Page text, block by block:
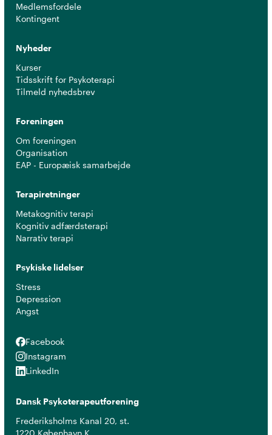
Medlemsfordele
Kontingent
Nyheder
Kurser
Tidsskrift for Psykoterapi
Tilmeld nyhedsbrev
Foreningen
Om foreningen
Organisation
EAP - Europæisk samarbejde
Terapiretninger
Metakognitiv terapi
Kognitiv adfærdsterapi
Narrativ terapi
Psykiske lidelser
Stress
Depression
Angst
Facebook
Facebook
Instagram
Instagram
LinkedIn
LinkedIn
Dansk Psykoterapeutforening
Frederiksholms Kanal 20, st.
1220 København K